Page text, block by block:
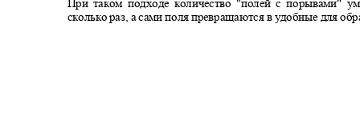
сколько раз, а сами поля превращаются в удобные для